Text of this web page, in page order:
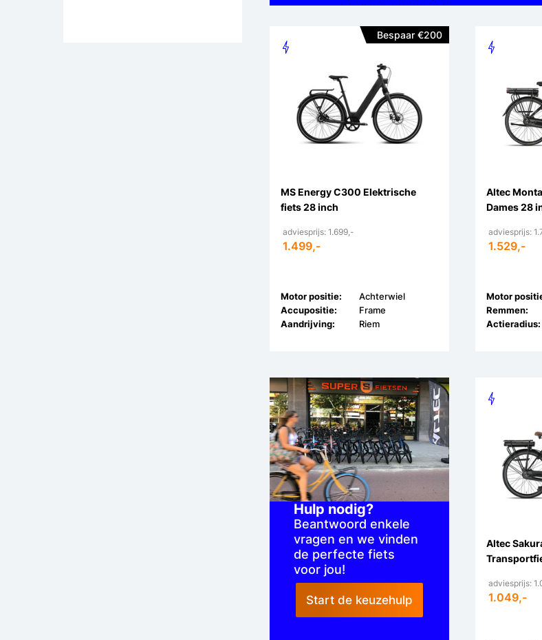
Bespaar €200
MS Energy C300 Elektrische
fiets 28 inch
adviesprijs: 1.699,-
1.499,-
Motor positie:
Achterwiel
Accupositie:
Frame
Aandrijving:
Riem
Altec
Dames 28
adviesprijs:
1.529,-
Motor
Remmen:
Actieradius:
Hulp nodig?
Beantwoord enkele
vragen en we vinden
de perfecte fiets
voor jou!
Start de keuzehulp
Altec
adviesprijs:
1.049,-